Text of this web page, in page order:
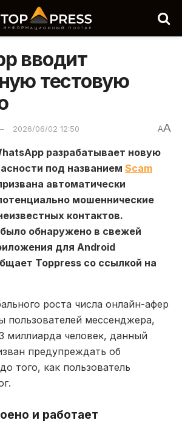
вводит
тестовую
2026/06/02 12:50 AA
разрабатывает новую
под названием Scam
автоматически
мошеннические
контактов.
обнаружено в свежей
для Android
Toppress со ссылкой на
роста числа онлайн-афер
пользователей мессенджера,
человек, данный
предупреждать об
того, как пользователь
и работает